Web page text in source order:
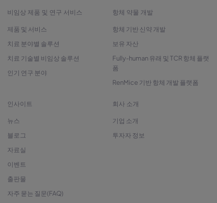
비임상 제품 및 연구 서비스
제품 및 서비스
치료 분야별 솔루션
치료 기술별 비임상 솔루션
인기 연구 분야
항체 약물 개발
항체 기반 신약 개발
보유 자산
Fully-human 유래 및 TCR 항체 플랫
폼
RenMice 기반 항체 개발 플랫폼
인사이트
뉴스
블로그
자료실
이벤트
출판물
자주 묻는 질문(FAQ)
회사 소개
기업 소개
투자자 정보